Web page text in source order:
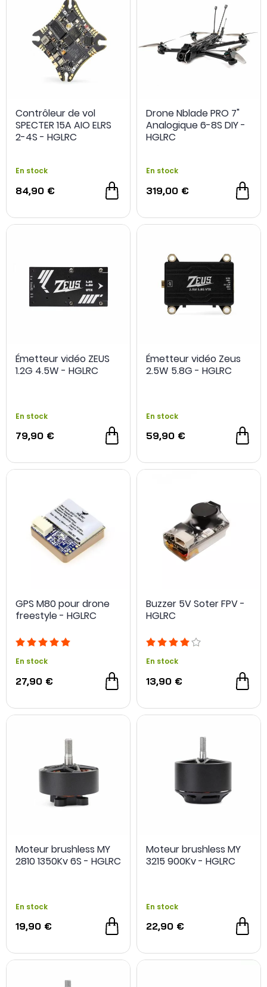
NOUVEAU
Contrôleur de vol
SPECTER 15A AIO ELRS
2-4S - HGLRC
En stock
84,90 €
Drone Nblade PRO 7"
Analogique 6-8S DIY -
HGLRC
En stock
319,00 €
Émetteur vidéo ZEUS
1.2G 4.5W - HGLRC
En stock
79,90 €
Émetteur vidéo Zeus
2.5W 5.8G - HGLRC
En stock
59,90 €
GPS M80 pour drone
freestyle - HGLRC
En stock
27,90 €
Buzzer 5V Soter FPV -
HGLRC
En stock
13,90 €
Moteur brushless MY
2810 1350Kv 6S - HGLRC
En stock
19,90 €
Moteur brushless MY
3215 900Kv - HGLRC
En stock
22,90 €